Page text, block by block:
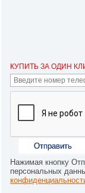
КУПИТЬ ЗА ОДИН
Отправить
Нажимая кнопку
персональных